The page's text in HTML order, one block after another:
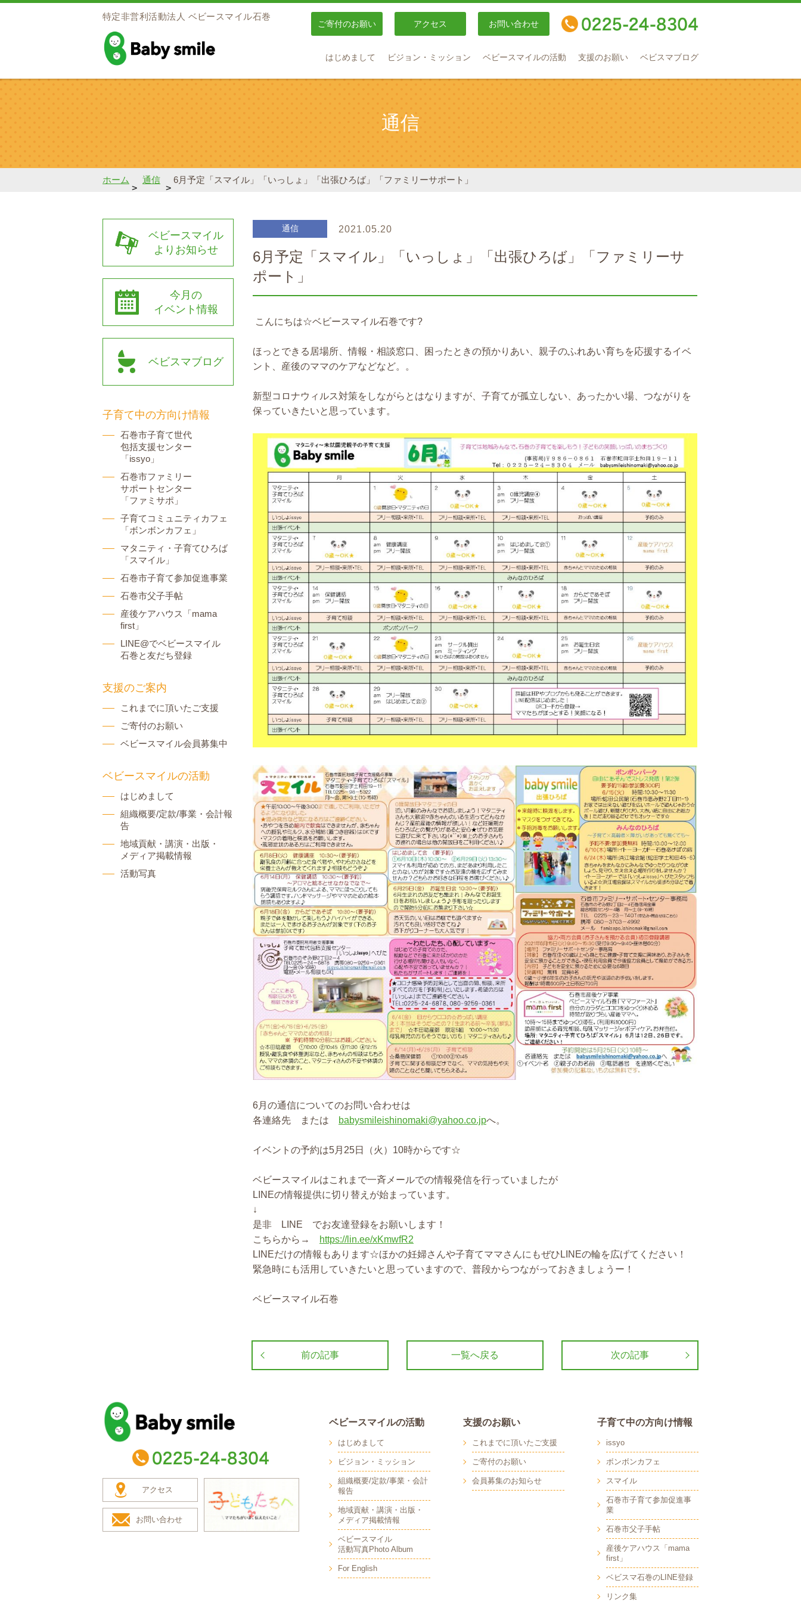
特定非営利活動法人 ベビースマイル石巻
ご寄付のお願い アクセス お問い合わせ
はじめまして ビジョン・ミッション ベビースマイルの活動 支援のお願い ベビスマブログ
通信
ホーム
>
通信
>
6月予定「スマイル」「いっしょ」「出張ひろば」「ファミリーサポート」
通信 2021.05.20
6月予定「スマイル」「いっしょ」「出張ひろば」「ファミリーサ
ポート」
こんにちは☆ベビースマイル石巻です?
ほっとできる居場所、情報・相談窓口、困ったときの預かりあい、親子のふれあい育ちを応援するイベ
ント、産後のママのケアなどなど。。
新型コロナウィルス対策をしながらとはなりますが、子育てが孤立しない、あったかい場、つながりを
保っていきたいと思っています。
6月の通信についてのお問い合わせは
各連絡先 または
babysmileishinomaki@yahoo.co.jpへ。
イベントの予約は5月25日（火）10時からです☆
ベビースマイルはこれまで一斉メールでの情報発信を行っていましたが
LINEの情報提供に切り替えが始まっています。
↓
是非 LINE でお友達登録をお願いします！
こちらから→
https://lin.ee/xKmwfR2
LINEだけの情報もあります☆ほかの妊婦さんや子育てママさんにもぜひLINEの輪を広げてください！
緊急時にも活用していきたいと思っていますので、普段からつながっておきましょうー！
ベビースマイル石巻
前の記事 次の記事
一覧へ戻る
ベビースマイル
よりお知らせ
今月の
イベント情報
ベビスマブログ
子育て中の方向け情報
石巻市子育て世代
包括支援センター
「issyo」
石巻市ファミリー
サポートセンター
「ファミサポ」
子育てコミュニティカフェ
「ボンボンカフェ」
マタニティ・子育てひろば
「スマイル」
石巻市子育て参加促進事業
石巻市父子手帖
産後ケアハウス「mama
first」
LINE@でベビースマイル
石巻と友だち登録
支援のご案内
これまでに頂いたご支援
ご寄付のお願い
ベビースマイル会員募集中
ベビースマイルの活動
はじめまして
組織概要/定款/事業・会計報
告
地域貢献・講演・出版・
メディア掲載情報
活動写真
baby smile
アクセス
お問い合わせ
ベビースマイルの活動
はじめまして
ビジョン・ミッション
組織概要/定款/事業・会計
報告
地域貢献・講演・出版・
メディア掲載情報
ベビースマイル
活動写真Photo Album
For English
支援のお願い
これまでに頂いたご支援
ご寄付のお願い
会員募集のお知らせ
子育て中の方向け情報
issyo
ボンボンカフェ
スマイル
石巻市子育て参加促進事
業
石巻市父子手帖
産後ケアハウス「mama
first」
ベビスマ石巻のLINE登録
リンク集